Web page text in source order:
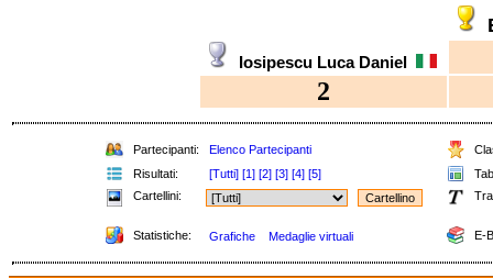
Iosipescu Luca Daniel
2
Partecipanti: Elenco Partecipanti
Risultati:
[Tutti] [1] [2] [3] [4] [5]
Cartellini:
Statistiche: Grafiche Medaglie virtuali E-